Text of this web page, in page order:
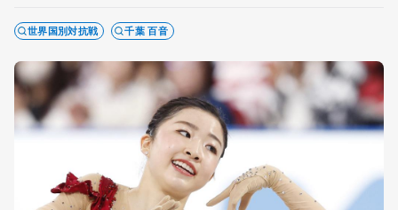
世界国別対抗戦 千葉 百音